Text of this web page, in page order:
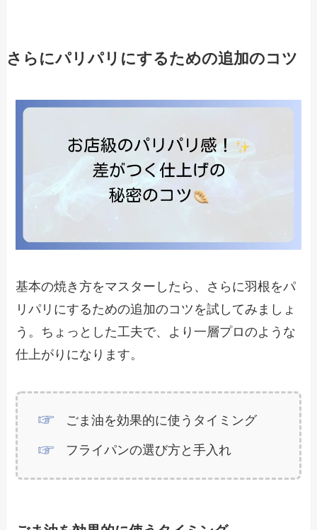
さらにパリパリにするための追加のコツ
基本の焼き方をマスターしたら、さらに羽根をパ
リパリにするための追加のコツを試してみましょ
う。ちょっとした工夫で、より一層プロのような
仕上がりになります。
ごま油を効果的に使うタイミング
フライパンの選び方と手入れ